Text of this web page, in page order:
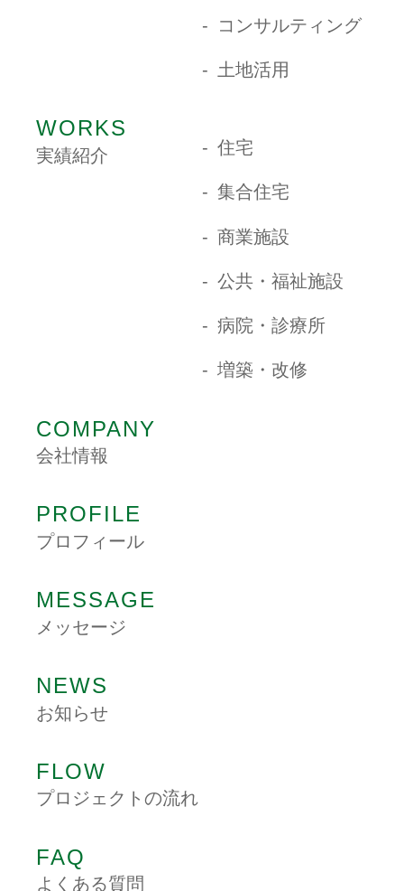
コンサルティング
土地活用
WORKS
実績紹介 住宅
集合住宅
商業施設
公共・福祉施設
病院・診療所
増築・改修
COMPANY
会社情報
PROFILE
プロフィール
MESSAGE
メッセージ
NEWS
お知らせ
FLOW
プロジェクトの流れ
FAQ
よくある質問